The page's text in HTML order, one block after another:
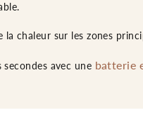
chaleur sur les zones
avec une batterie